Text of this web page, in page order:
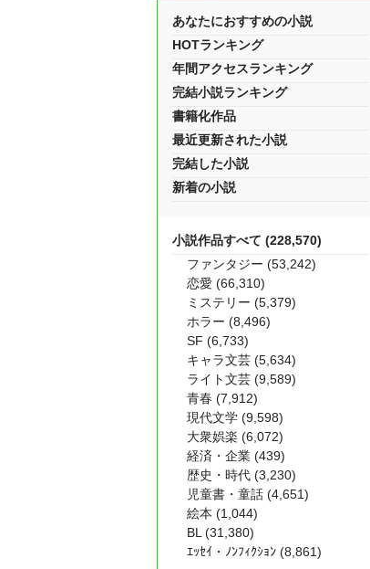
あなたにおすすめの小説
HOTランキング
年間アクセスランキング
完結小説ランキング
書籍化作品
最近更新された小説
完結した小説
新着の小説
小説作品すべて (228,570)
ファンタジー (53,242)
恋愛 (66,310)
ミステリー (5,379)
ホラー (8,496)
SF (6,733)
キャラ文芸 (5,634)
ライト文芸 (9,589)
青春 (7,912)
現代文学 (9,598)
大衆娯楽 (6,072)
経済・企業 (439)
歴史・時代 (3,230)
児童書・童話 (4,651)
絵本 (1,044)
BL (31,380)
ｴｯｾｲ・ﾉﾝﾌｨｸｼｮﾝ (8,861)